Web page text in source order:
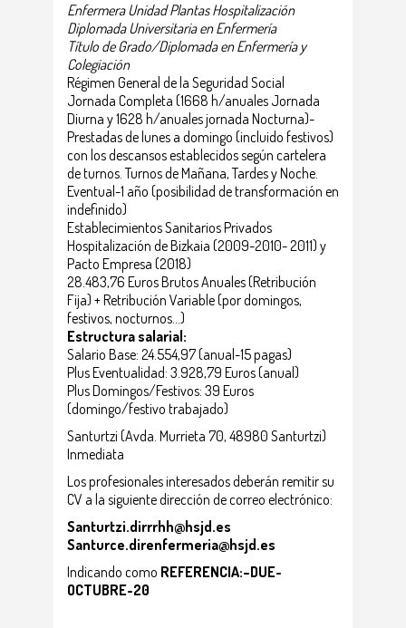
Enfermera Unidad Plantas Hospitalización
Diplomada Universitaria en Enfermería
Título de Grado/Diplomada en Enfermería y
Colegiación
Régimen General de la Seguridad Social
Jornada Completa (1668 h/anuales Jornada
Diurna y 1628 h/anuales jornada Nocturna)-
Prestadas de lunes a domingo (incluido festivos)
con los descansos establecidos según cartelera
de turnos. Turnos de Mañana, Tardes y Noche.
Eventual-1 año (posibilidad de transformación en
indefinido)
Establecimientos Sanitarios Privados
Hospitalización de Bizkaia (2009-2010- 2011) y
Pacto Empresa (2018)
28.483,76 Euros Brutos Anuales (Retribución
Fija) + Retribución Variable (por domingos,
festivos, nocturnos…)
Estructura salarial:
Salario Base: 24.554,97 (anual-15 pagas)
Plus Eventualidad: 3.928,79 Euros (anual)
Plus Domingos/Festivos: 39 Euros
(domingo/festivo trabajado)
Santurtzi (Avda. Murrieta 70, 48980 Santurtzi)
Inmediata
Los profesionales interesados deberán remitir su
CV a la siguiente dirección de correo electrónico:
Santurtzi.dirrrhh@hsjd.es
Santurce.direnfermeria@hsjd.es
Indicando como REFERENCIA:–DUE-
OCTUBRE-20